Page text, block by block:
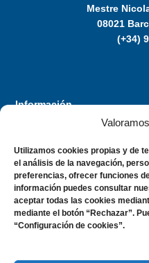
Utilizamos cookies propias y de
el análisis de la navegación,
preferencias, ofrecer funciones
información puedes consultar
aceptar todas las cookies
mediante el botón “Rechazar”.
“Configuración de cookies”.
Mestre
08021
(+34)
Información
Privacidad